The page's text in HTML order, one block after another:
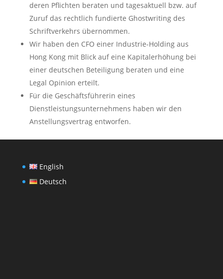
deren Pflichten beraten und tagesaktuell bzw. auf
Zuruf das rechtlich fundierte Ghostwriting des
Schriftverkehrs übernommen.
Wir haben den CFO einer Industrie-Holding aus
Hong Kong mit Blick auf eine Kapitalerhöhung bei
einer deutschen Beteiligung beraten und eine
Legal Opinion erteilt.
Für die Geschäftsführerin eines
Dienstleistungsunternehmens haben wir den
Anstellungsvertrag entworfen.
English
Deutsch